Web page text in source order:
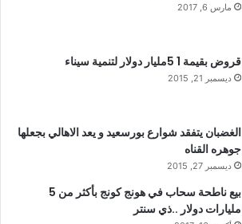
مارس 6, 2017
قروض بقيمة 1 5مليار دولار لتنمية سيناء
ديسمبر 21, 2015
الغضبان يتفقد شوارع بورسعيد و يعد الاهالي بجعلها
جوهره القناه
ديسمبر 27, 2015
بيع ناطحة سحاب في هونج كونج بأكثر من 5
مليارات دولار ..ذي سنتر